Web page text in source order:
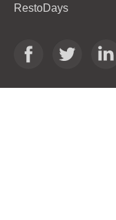
RestoDays